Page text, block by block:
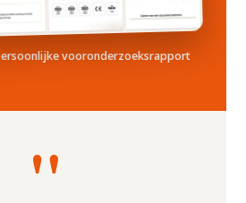
vooronderzoeksrapport
"